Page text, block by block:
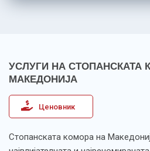
УСЛУГИ НА СТОПАНСКАТА
МАКЕДОНИЈА
Ценовник
Стопанската комора на